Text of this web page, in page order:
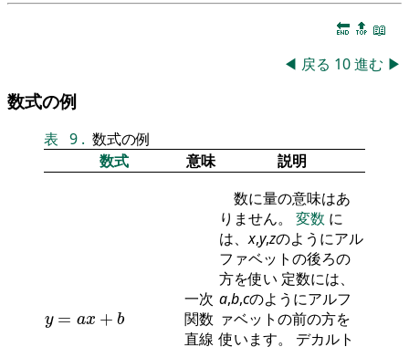
🔚 🔝 📖
◀ 戻る 10進む ▶
数式の例
表 9 . 数式の例
数式
意味 説明
y = ax + b
y x+b
一次
関数
直線
数に量の意味はあ
りません。 変数 に
は、x,y,zのようにアル
ファベットの後ろの
方を使い 定数には、
a,b,cのようにアルフ
ァベットの前の方を
使います。 デカルト